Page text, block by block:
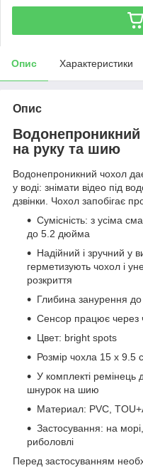
Опис Характеристики
Опис
Водонепроникний
на руку та шию
Водонепроникний чохол
у воді: знімати відео під
дзвінки. Чохол запобігає
Сумісність: з усіма
до 5.2 дюйма
Надійний і зручний у
герметизують чохол і
розкриття
Глибина занурення до
Сенсор працює через
Цвет: bright spots
Розмір чохла 15 х 9.5
У комплекті ремінець
шнурок на шию
Материал: PVC,
Застосування: на
риболовлі
Перед застосуванням